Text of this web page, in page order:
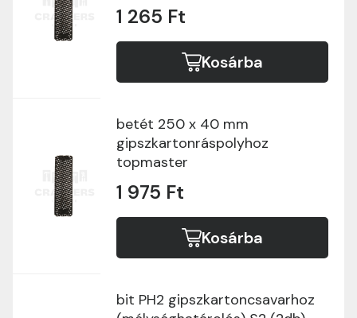
1 265 Ft
Kosárba
betét 250 x 40 mm
gipszkartonráspolyhoz
topmaster
1 975 Ft
Kosárba
bit PH2 gipszkartoncsavarhoz